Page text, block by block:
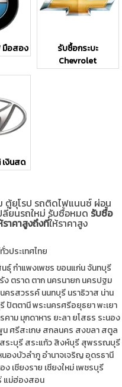
มือสอง
รับซื้อกระบะ
Chevrolet
เงินสด
ตู้ยุโรป รถติดไฟแนนซ์ ผ่อน
ลี่ยนรถใหม่ รับซื้อหมด รับซื้อ
าคาสูงถึงที่ให้ราคาสูง
ประเทศไทย
ธุ์กำแพงเพชร ขอนแก่น จันทบุรี
งตราดตากนครนายกนครปฐม
นครสวรรค์ นนทบุรี นราธิวาส น่าน
ปัตตานีพระนครศรีอยุธยาพะเยา
คามมุกดาหาร ยะลายโสธร ระนอง
นศรีสะเกษสกลนคร สงขลาสตูล
สระบุรีสระแก้วสิงห์บุรีสุพรรณบุรี
นองบัวลำภูอำนาจเจริญอุดรธานี
งเชียงราย เชียงใหม่เพชรบุรี
แม่ฮ่องสอน